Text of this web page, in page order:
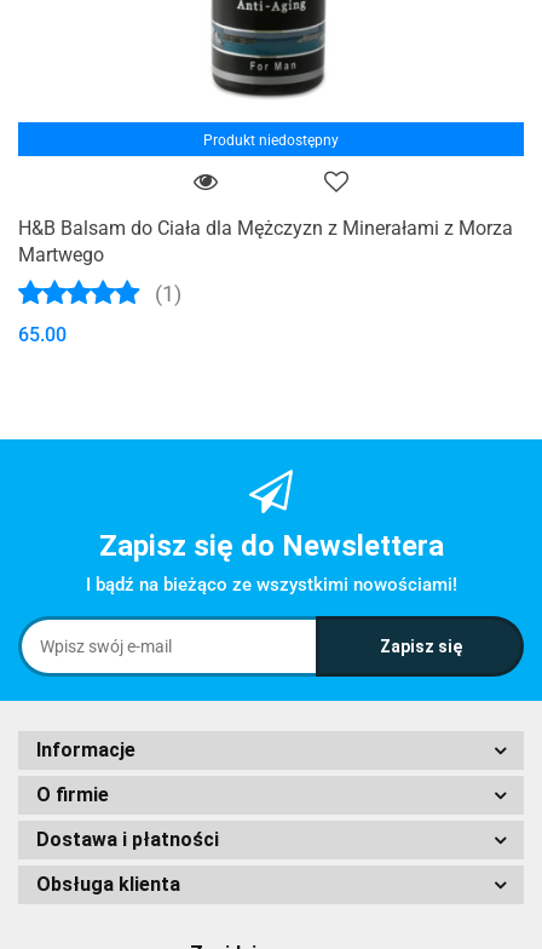
Produkt niedostępny
H&B Balsam do Ciała dla Mężczyzn z Minerałami z Morza
Martwego
(1)
65.00
Zapisz się do Newslettera
I bądź na bieżąco ze wszystkimi nowościami!
Informacje
O firmie
Dostawa i płatności
Obsługa klienta